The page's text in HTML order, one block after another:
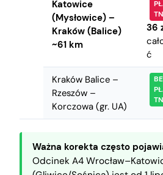
Katowice
(Mysłowice) –
Kraków (Balice)
~61 km
36
ć
Kraków Balice –
Rzeszów –
Korczowa (gr. UA)
Ważna korekta często
Odcinek A4